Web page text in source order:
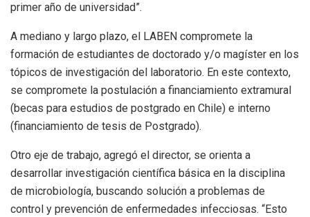
primer año de universidad”.
A mediano y largo plazo, el LABEN compromete la
formación de estudiantes de doctorado y/o magíster en los
tópicos de investigación del laboratorio. En este contexto,
se compromete la postulación a financiamiento extramural
(becas para estudios de postgrado en Chile) e interno
(financiamiento de tesis de Postgrado).
Otro eje de trabajo, agregó el director, se orienta a
desarrollar investigación científica básica en la disciplina
de microbiología, buscando solución a problemas de
control y prevención de enfermedades infecciosas. “Esto